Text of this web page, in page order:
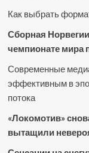
Как выбрать
Сборная
чемпионате мира
Современные
эффективным в
потока
«Локомотив»
вытащили